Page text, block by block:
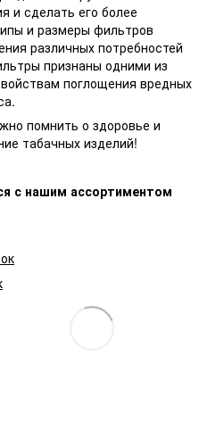
и сделать его более
и размеры фильтров
различных потребностей
признаны одними из
поглощения вредных
помнить о здоровье и
табачных изделий!
с нашим ассортиментом